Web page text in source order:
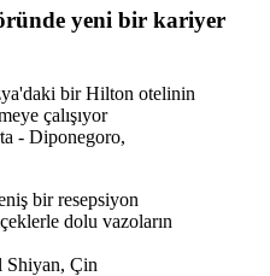
yeni bir kariyer
- Diponegoro,
Shiyan, Çin